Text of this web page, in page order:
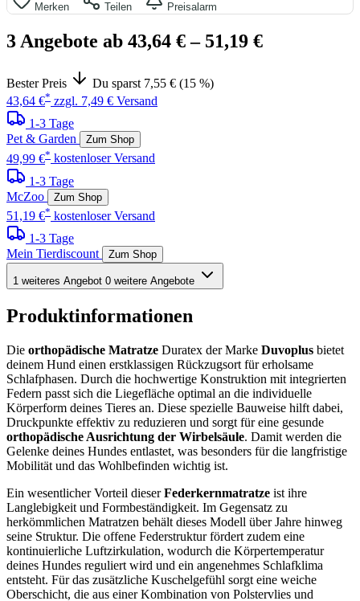
Merken Teilen Preisalarm
3 Angebote ab 43,64 €– 51,19 €
Bester Preis
Du sparst 7,55 € (15 %)
43,64 €* zzgl. 7,49 € Versand
1-3 Tage
Pet & Garden
Zum Shop
49,99 €* kostenloser Versand
1-3 Tage
McZoo
Zum Shop
51,19 €* kostenloser Versand
1-3 Tage
Mein Tierdiscount
Zum Shop
1 weiteres Angebot 0 weitere Angebote
Produktinformationen
Die orthopädische Matratze Duratex der Marke Duvoplus bietet
deinem Hund einen erstklassigen Rückzugsort für erholsame
Schlafphasen. Durch die hochwertige Konstruktion mit integrierten
Federn passt sich die Liegefläche optimal an die individuelle
Körperform deines Tieres an. Diese spezielle Bauweise hilft dabei,
Druckpunkte effektiv zu reduzieren und sorgt für eine gesunde
orthopädische Ausrichtung der Wirbelsäule. Damit werden die
Gelenke deines Hundes entlastet, was besonders für die langfristige
Mobilität und das Wohlbefinden wichtig ist.
Ein wesentlicher Vorteil dieserFederkernmatratze ist ihre
Langlebigkeit und Formbeständigkeit. Im Gegensatz zu
herkömmlichen Matratzen behält dieses Modell über Jahre hinweg
seine Struktur. Die offene Federstruktur fördert zudem eine
kontinuierliche Luftzirkulation, wodurch die Körpertemperatur
deines Hundes reguliert wird und ein angenehmes Schlafklima
entsteht. Für das zusätzliche Kuschelgefühl sorgt eine weiche
Oberschicht, die aus einer Kombination von Polstervlies und